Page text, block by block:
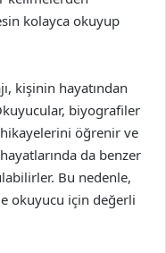
kolayca okuyup
kişinin hayatından
biyografiler
hikayelerini öğrenir ve
da benzer
Bu nedenle,
okuyucu için değerli